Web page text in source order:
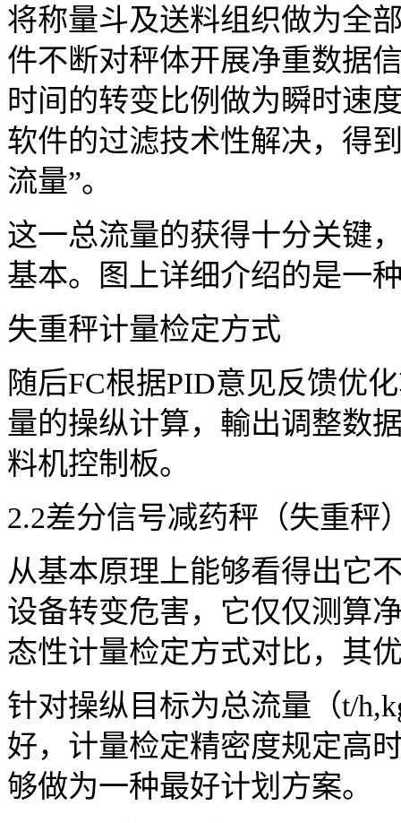
将称量斗及送料组织做为全
件不断对秤体开展净重数据
时间的转变比例做为瞬时速
软件的过滤技术性解决，得
流量”。
这一总流量的获得十分关键
基本。图上详细介绍的是一
失重秤计量检定方式
随后FC根据PID意见反馈优
量的操纵计算，輸出调整数
料机控制板。
2.2差分信号减药秤（失重秤
从基本原理上能够看得出它
设备转变危害，它仅仅测算
态性计量检定方式对比，其
针对操纵目标为总流量（t/
好，计量检定精密度规定高
够做为一种最好计划方案。